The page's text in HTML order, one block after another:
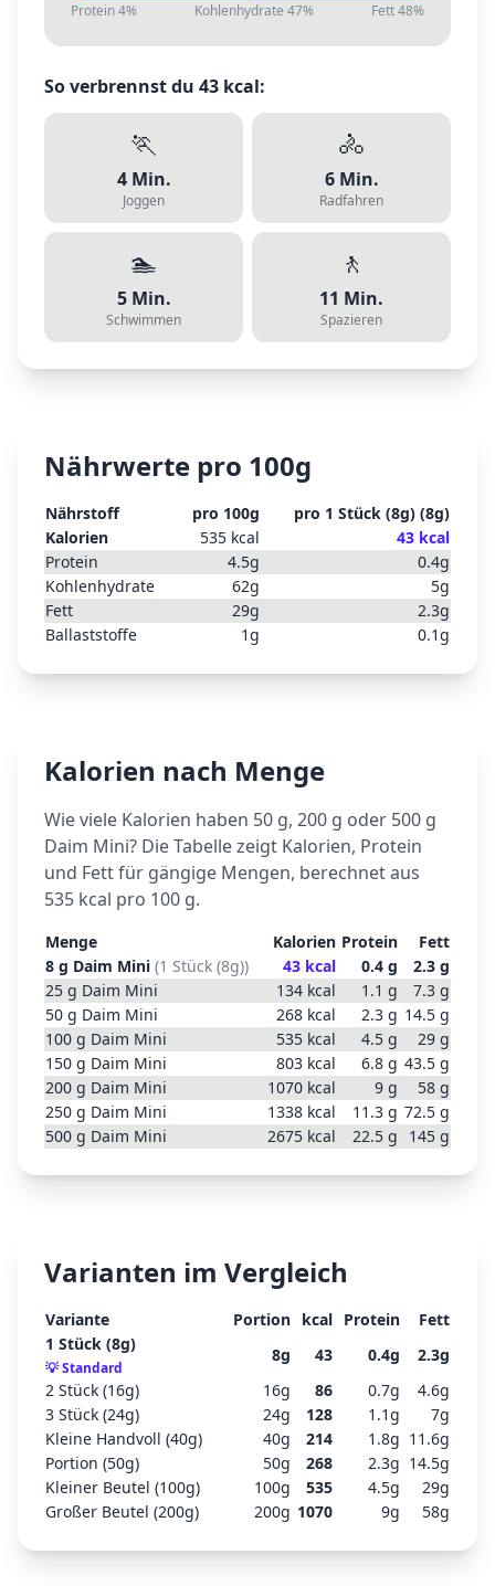
Protein4% Kohlenhydrate 47% Fett48%
So verbrennst du 43 kcal:
🏃
4Min.
Joggen
🚴
6Min.
Radfahren
🏊
5Min.
Schwimmen
🚶
11 Min.
Spazieren
Nährwerte pro 100g
Nährstoff pro 100g pro 1 Stück (8g) (8g)
Kalorien
535 kcal 43 kcal
Protein
4.5g 0.4g
Kohlenhydrate
62g 5g
Fett
29g 2.3g
Ballaststoffe
1g 0.1g
Kalorien nach Menge
Wie viele Kalorien haben 50 g, 200 g oder 500 g
Daim Mini? Die Tabelle zeigt Kalorien, Protein
und Fett für gängige Mengen, berechnet aus
535 kcal pro 100 g.
Menge Kalorien Protein
Fett
8 g Daim Mini (1 Stück (8g)) 43 kcal 0.4 g 2.3 g
25 g Daim Mini 134 kcal 1.1 g 7.3 g
50 g Daim Mini 268 kcal 2.3 g 14.5 g
100 g Daim Mini 535 kcal 4.5 g 29 g
150 g Daim Mini 803 kcal 6.8 g 43.5 g
200 g Daim Mini 1070 kcal 9 g 58 g
250 g Daim Mini 1338 kcal 11.3 g 72.5 g
500 g Daim Mini 2675 kcal 22.5 g 145 g
Varianten im Vergleich
Variante Portion kcal Protein
Fett
1 Stück (8g)
💡Standard
8g 43 0.4g 2.3g
2 Stück (16g)
16g 86 0.7g 4.6g
3 Stück (24g)
24g 128 1.1g 7g
Kleine Handvoll (40g)
40g 214 1.8g 11.6g
Portion (50g)
50g 268 2.3g 14.5g
Kleiner Beutel (100g)
100g 535 4.5g 29g
Großer Beutel (200g)
200g 1070 9g 58g